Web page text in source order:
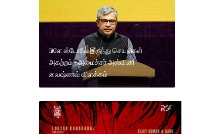
பிளே ஸ்டோரில் இருந்து செயலிகள்
அகற்றம் - அமைச்சர் அஸ்வினி
வைஷ்ணவ் விளக்கம்